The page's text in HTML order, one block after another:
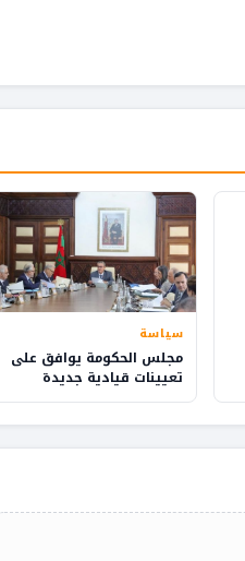
سياسة
مجلس الحكومة يوافق على
تعيينات قيادية جديدة